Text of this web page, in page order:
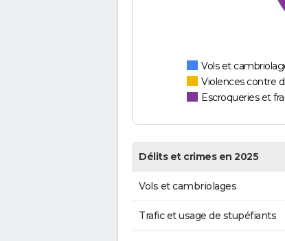
Vols et
Violences contre
Escroqueries et
Délits et crimes en 2025
Vols et cambriolages
Trafic et usage de stupéfiants